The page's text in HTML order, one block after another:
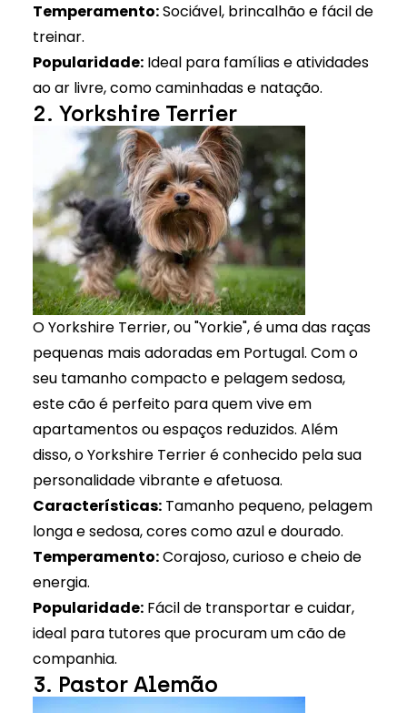
Temperamento:Sociável, brincalhão e fácil de
treinar.
Popularidade:Ideal para famílias e atividades
ao ar livre, como caminhadas e natação.
2. Yorkshire Terrier
O Yorkshire Terrier, ou "Yorkie", é uma das raças
pequenas mais adoradas em Portugal. Com o
seu tamanho compacto e pelagem sedosa,
este cão é perfeito para quem vive em
apartamentos ou espaços reduzidos. Além
disso, o Yorkshire Terrier é conhecido pela sua
personalidade vibrante e afetuosa.
Características:Tamanho pequeno, pelagem
longa e sedosa, cores como azul e dourado.
Temperamento:Corajoso, curioso e cheio de
energia.
Popularidade:Fácil de transportar e cuidar,
ideal para tutores que procuram um cão de
companhia.
3. Pastor Alemão